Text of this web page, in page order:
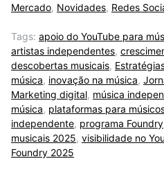
Mercado, Novidades, Redes
Tags: apoio do YouTube para
artistas independentes,
descobertas musicais,
música, inovação na música,
Marketing digital, música
música, plataformas para
independente, programa Foundry
musicais 2025, visibilidade no
Foundry 2025